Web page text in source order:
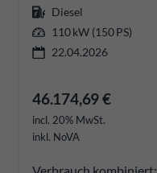
Diesel
110 kW (150 PS)
22.04.2026
46.174,69 €
incl. 20% MwSt.
inkl. NoVA
Verbrauch kombiniert: